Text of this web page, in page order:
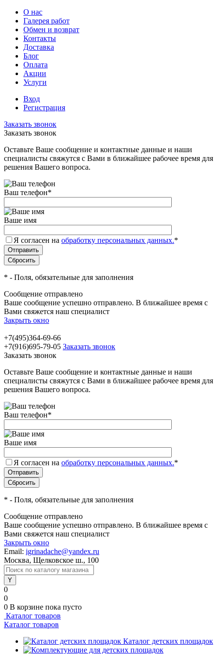
О нас
Галерея работ
Обмен и возврат
Контакты
Доставка
Блог
Оплата
Акции
Услуги
Вход
Регистрация
Заказать звонок
Заказать звонок
Оставьте Ваше сообщение и контактные данные и наши
специалисты свяжутся с Вами в ближайшее рабочее время для
решения Вашего вопроса.
Ваш телефон*
Ваше имя
Я согласен на обработку персональных данных.*
* - Поля, обязательные для заполнения
Сообщение отправлено
Ваше сообщение успешно отправлено. В ближайшее время с
Вами свяжется наш специалист
Закрыть окно
+7(495)364-69-66
+7(916)695-79-05 Заказать звонок
Заказать звонок
Оставьте Ваше сообщение и контактные данные и наши
специалисты свяжутся с Вами в ближайшее рабочее время для
решения Вашего вопроса.
Ваш телефон*
Ваше имя
Я согласен на обработку персональных данных.*
* - Поля, обязательные для заполнения
Сообщение отправлено
Ваше сообщение успешно отправлено. В ближайшее время с
Вами свяжется наш специалист
Закрыть окно
Email: igrinadache@yandex.ru
Москва, Щелковское ш., 100
0
0
0 В корзине пока пусто
Каталог товаров
Каталог товаров
Каталог детских площадок